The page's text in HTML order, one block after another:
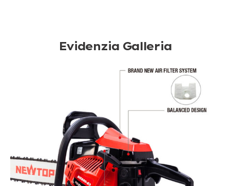
Evidenzia Galleria